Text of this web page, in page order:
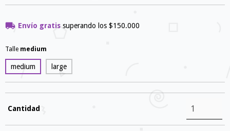
Envío gratis superando los $150.000
Talle medium
medium large
Cantidad